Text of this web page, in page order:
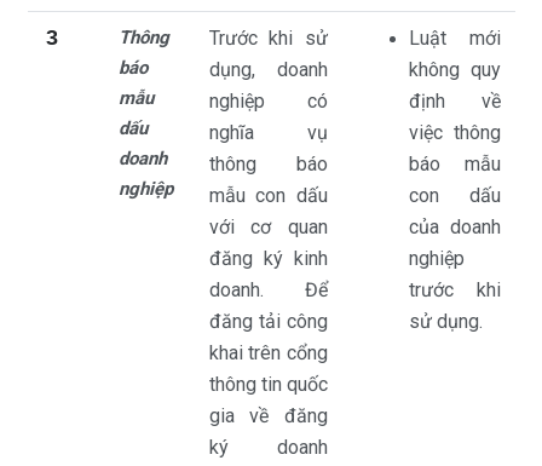
3
Thông
báo
mẫu
dấu
doanh
nghiệp
Trước khi sử
dụng, doanh
nghiệp có
nghĩa vụ
thông báo
mẫu con dấu
với cơ quan
đăng ký kinh
doanh. Để
đăng tải công
khai trên cổng
thông tin quốc
gia về đăng
ký doanh
Luật mới
không quy
định về
việc thông
báo mẫu
con dấu
của doanh
nghiệp
trước khi
sử dụng.